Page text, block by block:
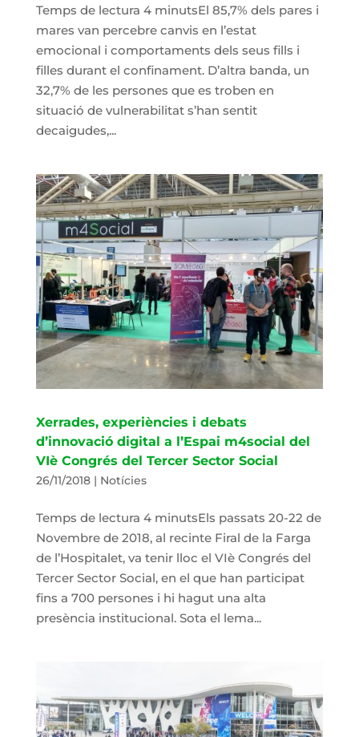
Temps de lectura 4 minutsEl 85,7% dels pares i
mares van percebre canvis en l’estat
emocional i comportaments dels seus fills i
filles durant el confinament. D’altra banda, un
32,7% de les persones que es troben en
situació de vulnerabilitat s’han sentit
decaigudes,...
Xerrades, experiències i debats
d’innovació digital a l’Espai m4social del
VIè Congrés del Tercer Sector Social
26/11/2018| Notícies
Temps de lectura 4 minutsEls passats 20-22 de
Novembre de 2018, al recinte Firal de la Farga
de l’Hospitalet, va tenir lloc el VIè Congrés del
Tercer Sector Social, en el que han participat
fins a 700 persones i hi hagut una alta
presència institucional. Sota el lema...